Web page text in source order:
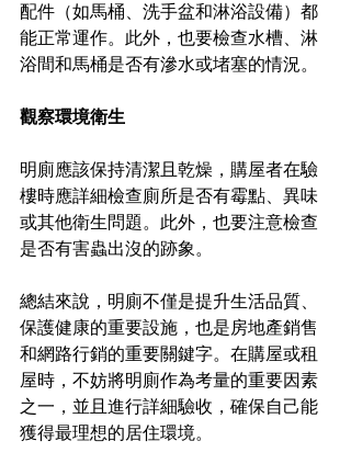
配件（如馬桶、洗手盆和淋浴設備）都
能正常運作。此外，也要檢查水槽、淋
浴間和馬桶是否有滲水或堵塞的情況。
觀察環境衛生
明廁應該保持清潔且乾燥，購屋者在驗
樓時應詳細檢查廁所是否有霉點、異味
或其他衛生問題。此外，也要注意檢查
是否有害蟲出沒的跡象。
總結來說，明廁不僅是提升生活品質、
保護健康的重要設施，也是房地產銷售
和網路行銷的重要關鍵字。在購屋或租
屋時，不妨將明廁作為考量的重要因素
之一，並且進行詳細驗收，確保自己能
獲得最理想的居住環境。